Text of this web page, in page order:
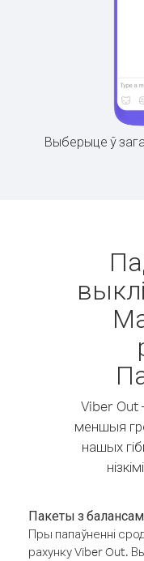
Выберыце ў
Viber Out
меншыя
нашых
Пакеты з
Пры папаўненні
рахунку Viber Out.